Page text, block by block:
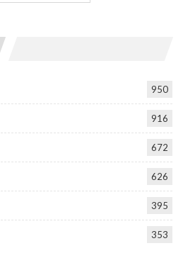
950
916
672
626
395
353